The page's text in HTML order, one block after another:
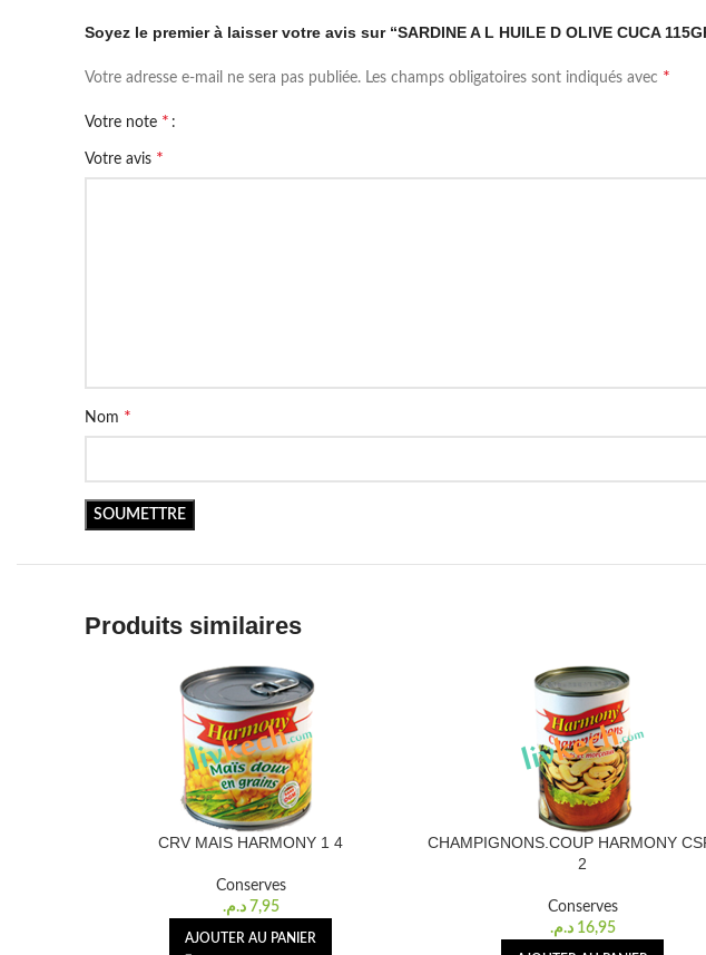
Soyez le premier à laisser votre avis sur “SARDINE A L HUILE D OLIVE CUCA
Votre adresse e-mail ne sera pas publiée. Les champs obligatoires sont indiqués avec *
Votre note *
Votre avis *
Nom *
Produits similaires
CRV MAIS HARMONY 1 4
Conserves
7,95 د.م.
AJOUTER AU PANIER
CHAMPIGNONS.COUP HARMONY
2
Conserves
16,95 د.م.